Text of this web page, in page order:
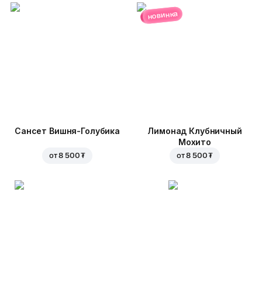
Сансет Вишня-Голубика
от8 500 ₮
новинка
Лимонад Клубничный
Мохито
от8 500 ₮